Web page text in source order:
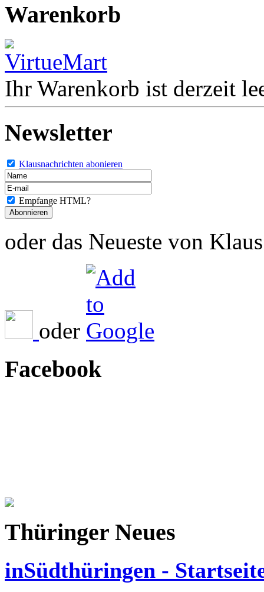
Warenkorb
Ihr Warenkorb ist derzeit
Newsletter
Klausnachrichten abonieren
Empfange HTML?
oder das Neueste von
oder
Facebook
Thüringer Neues
inSüdthüringen -